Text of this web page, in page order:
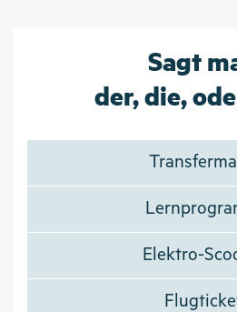
Sagt
der, die,
Elektro-